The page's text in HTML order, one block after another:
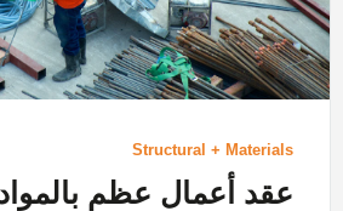
Structural + Materials
عقد أعمال عظم بالمواد